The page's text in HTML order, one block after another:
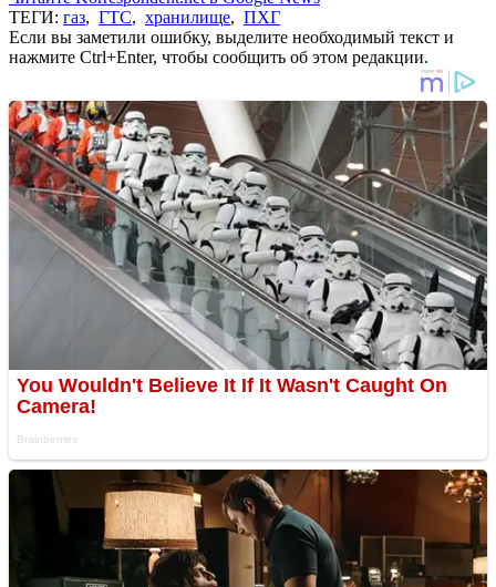
ТЕГИ: газ, ГТС, хранилище, ПХГ
Если вы заметили ошибку, выделите необходимый текст и
нажмите Ctrl+Enter, чтобы сообщить об этом редакции.